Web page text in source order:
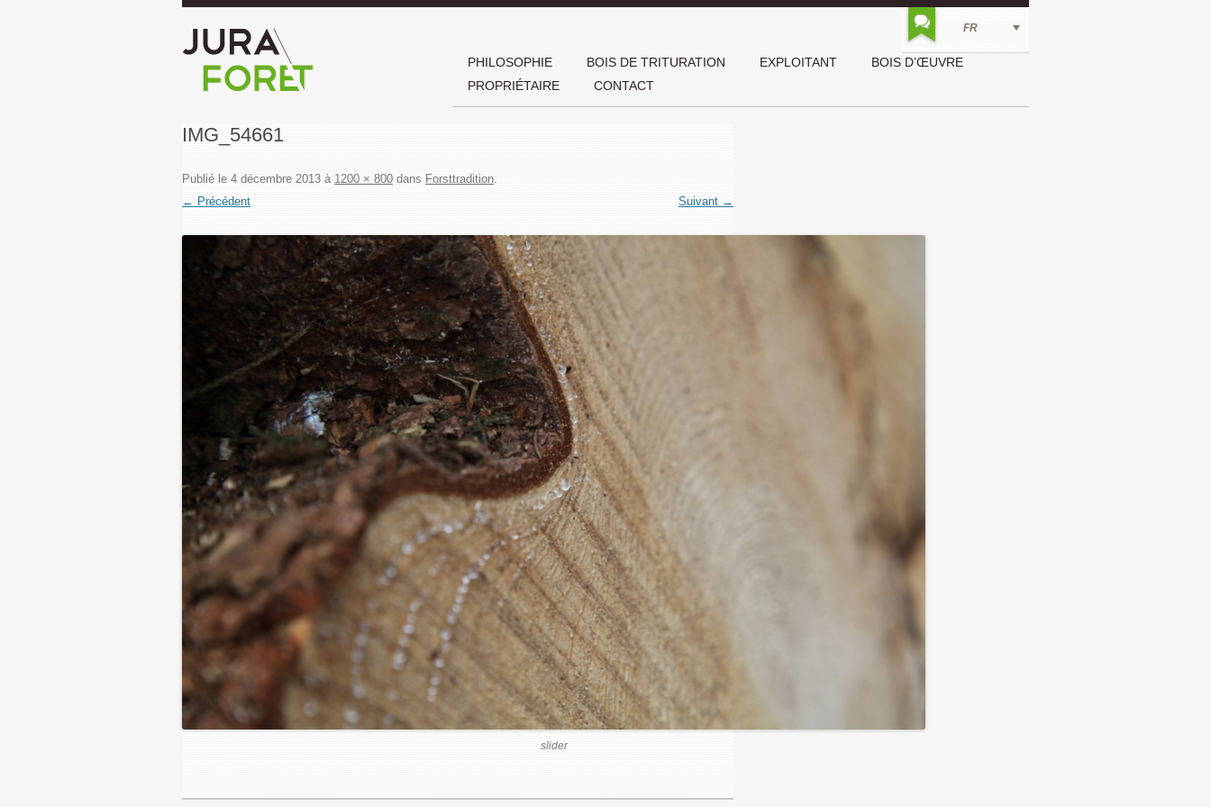
Aller au contenu
PHILOSOPHIE BOIS DE TRITURATION EXPLOITANT
BOIS D’ŒUVRE
PROPRIÉTAIRE
CONTACT
FR
IMG_54661
Publié le 4 décembre 2013 à 1200 × 800 dans Forsttradition.
← Précédent
Suivant →
slider